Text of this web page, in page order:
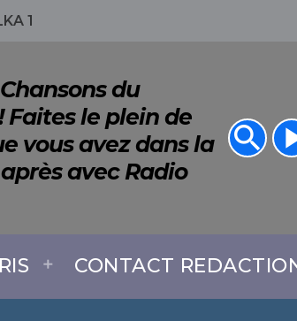
1
du
Faites le plein de
vous avez dans la
avec Radio
CONTACT
search